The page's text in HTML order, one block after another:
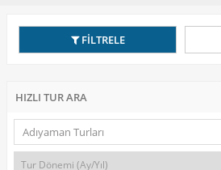
FİLTRELE
HIZLI TUR ARA